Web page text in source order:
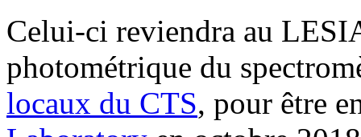
Celui-ci reviendra au
photométrique du
locaux du CTS, pour être